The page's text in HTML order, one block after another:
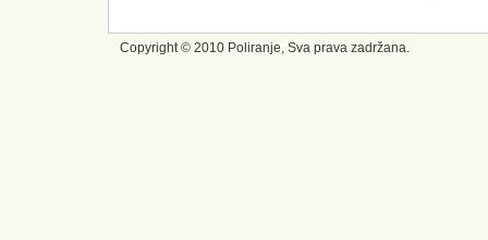
Copyright © 2010 Poliranje, Sva prava zadržana.